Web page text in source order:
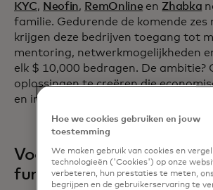
KYC, Neofin, RemOnline en Zhabka
familie. Gedurende de komende zes
krijgen deze bedrijven toegang tot
mentoring, netwerkmogelijkheden
elk $ 10,000 bedragen. De ambitie?
oplossingen te creëren die
en inclusie in Oekraïne zullen
Voortbouwen op
fundamenten
Hoe we cookies gebruiken en jouw
toestemming
We maken gebruik van cookies en
technologieën ('Cookies') op onze
verbeteren, hun prestaties te meten,
begrijpen en de gebruikerservaring te